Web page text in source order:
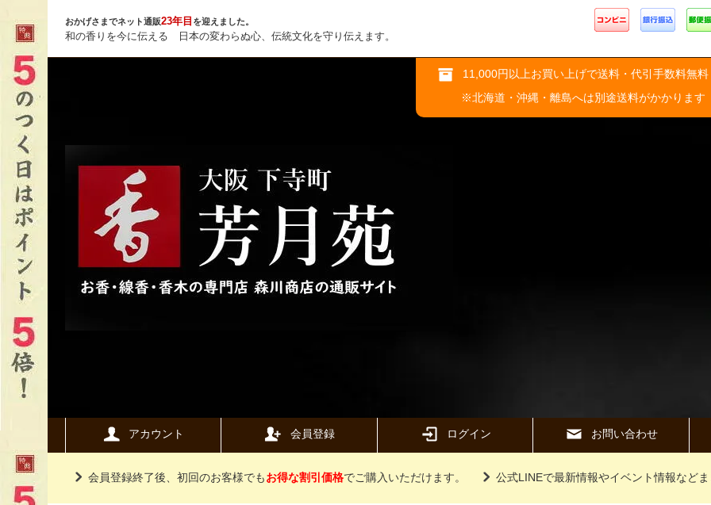
おかげさまでネット通販23年目 を迎えました。
和の香りを今に伝える 日本の変わらぬ心、伝統文化を守り伝えます。
11,000円以上お買い上げで送料・代引手数料無料
※北海道・沖縄・離島へは別途送料がかかります
アカウント 会員登録 ログイン お問い合わせ
会員登録終了後、初回のお客様でもお得な割引価格でご購入いただけます。 公式LINEで最新情報やイベント情報などま